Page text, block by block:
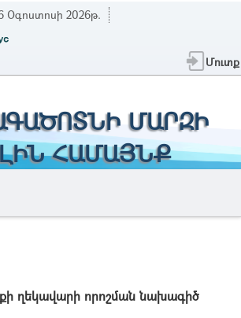
Օգոստոսի 2026թ.
Մուտք
ՄԱՐԶԻ
ՀԱՄԱՅՆՔ
ղեկավարի որոշման նախագիծ